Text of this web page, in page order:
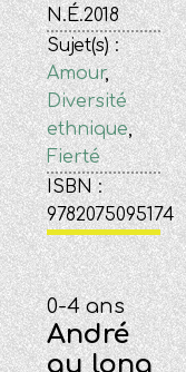
N.É.2018
Sujet(s) :
Amour,
Diversité
ethnique,
Fierté
ISBN :
9782075095174
0-4 ans
André
au long